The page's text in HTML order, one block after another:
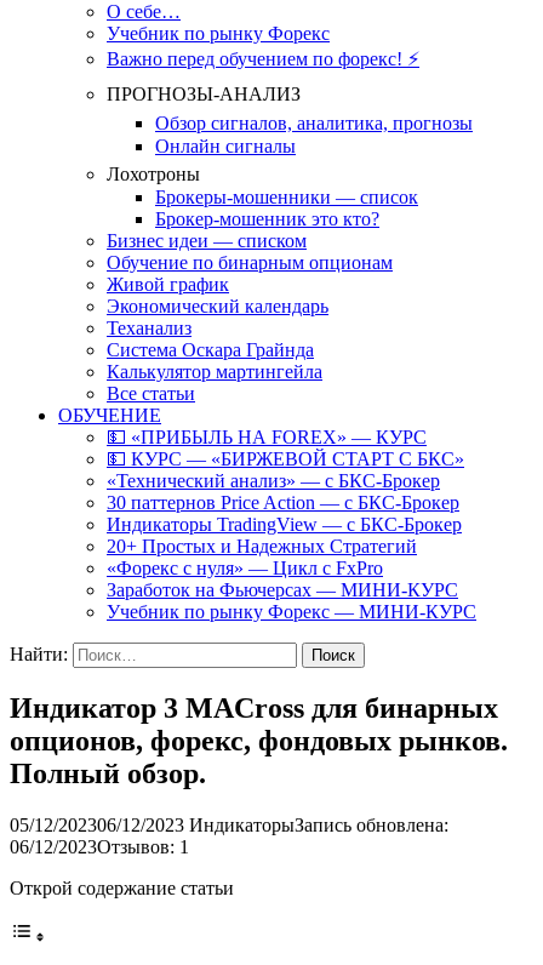
О себе…
Учебник по рынку Форекс
Важно перед обучением по форекс! ⚡
ПРОГНОЗЫ-АНАЛИЗ
Обзор сигналов, аналитика, прогнозы
Онлайн сигналы
Лохотроны
Брокеры-мошенники — список
Брокер-мошенник это кто?
Бизнес идеи — списком
Обучение по бинарным опционам
Живой график
Экономический календарь
Теханализ
Система Оскара Грайнда
Калькулятор мартингейла
Все статьи
ОБУЧЕНИЕ
💵 «ПРИБЫЛЬ НА FOREX» — КУРС
💵 КУРС — «БИРЖЕВОЙ СТАРТ С БКС»
«Технический анализ» — с БКС-Брокер
30 паттернов Price Action — с БКС-Брокер
Индикаторы TradingView — с БКС-Брокер
20+ Простых и Надежных Стратегий
«Форекс с нуля» — Цикл с FxPro
Заработок на Фьючерсах — МИНИ-КУРС
Учебник по рынку Форекс — МИНИ-КУРС
Найти:
Индикатор 3 MACross для бинарных
опционов, форекс, фондовых рынков.
Полный обзор.
05/12/202306/12/2023 ИндикаторыЗапись обновлена:
06/12/2023Отзывов: 1
Открой содержание статьи